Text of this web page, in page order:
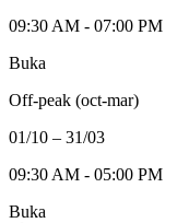
09:30 AM - 07:00 PM
Buka
Off-peak (oct-mar)
01/10 – 31/03
09:30 AM - 05:00 PM
Buka